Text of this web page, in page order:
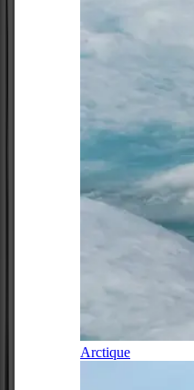
Arctique